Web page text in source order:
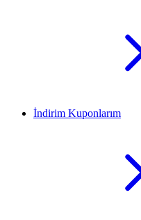
İndirim Kuponlarım